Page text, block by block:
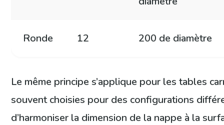
Ronde 12 200 de diamètre
Le même principe s’applique pour les tables
souvent choisies pour des configurations
d’harmoniser la dimension de la nappe à la